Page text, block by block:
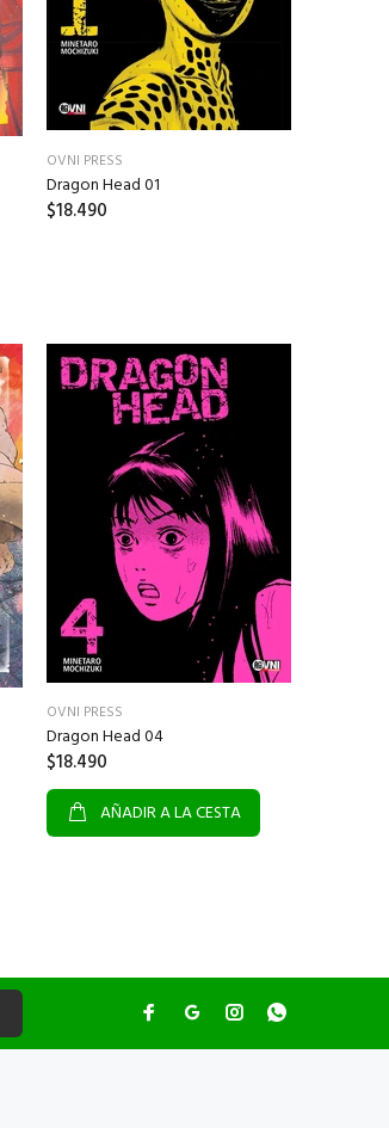
OVNI PRESS
Dragon Head 01
$18.490
OVNI PRESS
Dragon Head 04
$18.490
AÑADIR A LA CESTA